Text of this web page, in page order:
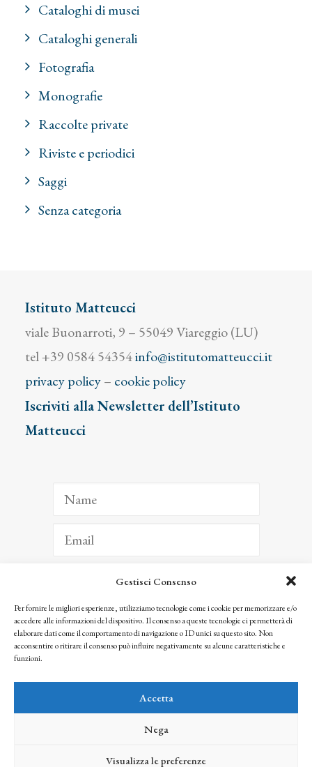
Gestisci Consenso
Per fornire le migliori esperienze, utilizziamo tecnologie come i cookie per memorizzare e/o
accedere alle informazioni del dispositivo. Il consenso a queste tecnologie ci permetterà di
elaborare dati come il comportamento di navigazione o ID unici su questo sito. Non
acconsentire o ritirare il consenso può influire negativamente su alcune caratteristiche e
funzioni.
Accetta
Nega
Visualizza le preferenze
Cataloghi di musei
Cataloghi generali
Fotografia
Monografie
Raccolte private
Riviste e periodici
Saggi
Senza categoria
Istituto Matteucci
viale Buonarroti, 9 – 55049 Viareggio (LU)
tel +39 0584 54354info@istitutomatteucci.it
privacy policy– cookie policy
Iscriviti alla Newsletter dell’Istituto
Matteucci
ISCRIVITI
Facendo clic per iscriverti, riconosci che le tue informazioni saranno trattate
seguendo la nostra Privacy Policy
© 2025 Istituto Matteucci. All right reserved
l’autorizzazione scritta dei proprietari dei diritti e dell’Istituto Matteucci